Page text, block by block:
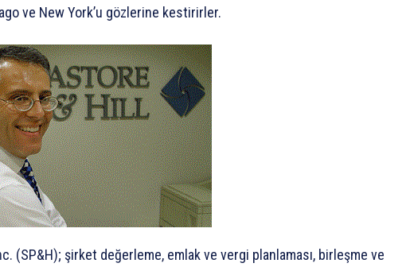
ve New York’u gözlerine kestirirler.
(SP&H); şirket değerleme, emlak ve vergi planlaması, birleşme ve